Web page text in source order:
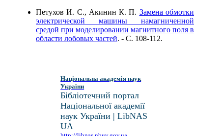
Петухов И. С., Акинин К. П. Замена обмотки
электрической машины намагниченной
средой при моделировании магнитного поля в
области лобовых частей. - C. 108-112.
Національна академія наук
України
Бібліотечний портал
Національної академії
наук України | LibNAS
UA